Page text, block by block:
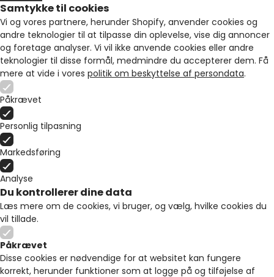
Samtykke til cookies
Vi og vores partnere, herunder Shopify, anvender cookies og
andre teknologier til at tilpasse din oplevelse, vise dig annoncer
og foretage analyser. Vi vil ikke anvende cookies eller andre
teknologier til disse formål, medmindre du accepterer dem. Få
mere at vide i vores politik om beskyttelse af persondata.
Påkrævet
Personlig tilpasning
Markedsføring
Analyse
Du kontrollerer dine data
Læs mere om de cookies, vi bruger, og vælg, hvilke cookies du
vil tillade.
Påkrævet
Disse cookies er nødvendige for at websitet kan fungere
korrekt, herunder funktioner som at logge på og tilføjelse af